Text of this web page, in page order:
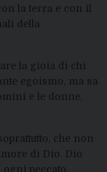
la terra e con il
della
la gioia di chi
egoismo, ma sa
e le donne,
che non
di Dio. Dio
di ogni peccato.